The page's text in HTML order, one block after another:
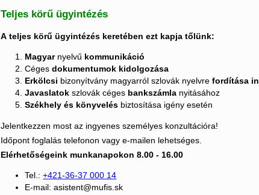
Teljes körű ügyintézés
A teljes körű ügyintézés keretében ezt kapja tőlünk:
Magyar nyelvű kommunikáció
Cégesdokumentumok kidolgozása
Erkölcsi bizonyítvány magyarról szlovák nyelvrefordítása
Javaslatokszlovák céges bankszámla nyitásához
Székhely és könyvelés biztosítása igény esetén
Jelentkezzen most az ingyenes személyes konzultációra!
Időpont foglalás telefonon vagy e-mailen lehetséges.
Elérhetőségeink munkanapokon 8.00 - 16.00
Tel.:+421-36-37 000 14
E-mail: asistent@mufis.sk